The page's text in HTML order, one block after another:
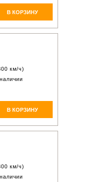
В КОРЗИНУ
км/ч)
В КОРЗИНУ
км/ч)